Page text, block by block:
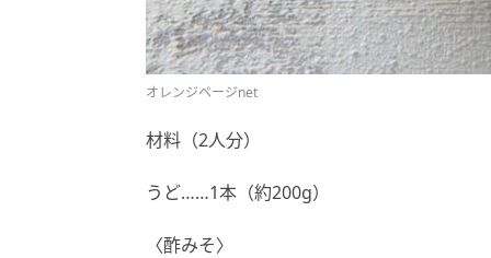
オレンジページnet
材料（2人分）
うど……1本（約200g）
〈酢みそ〉